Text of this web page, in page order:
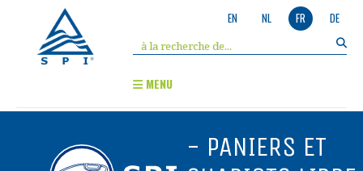
EN NL FR DE
MENU
- PANIERS ET